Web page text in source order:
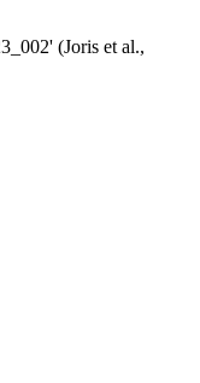
(Joris et al.,